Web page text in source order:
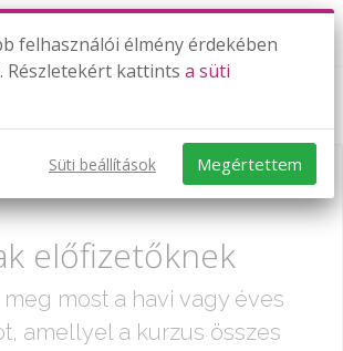
előfizetőknek
most a havi vagy éves
amellyel a kurzus összes
felhasználói élmény érdekében
Részletekért kattints a süti
Süti beállítások Megértettem